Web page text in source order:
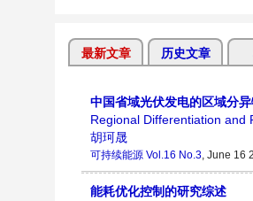
最新文章 历史文章
中国省域光伏发电的区域分
Regional Differentiation and
胡珂晟
可持续能源 Vol.16 No.3, June 16
能耗优化控制的研究综述